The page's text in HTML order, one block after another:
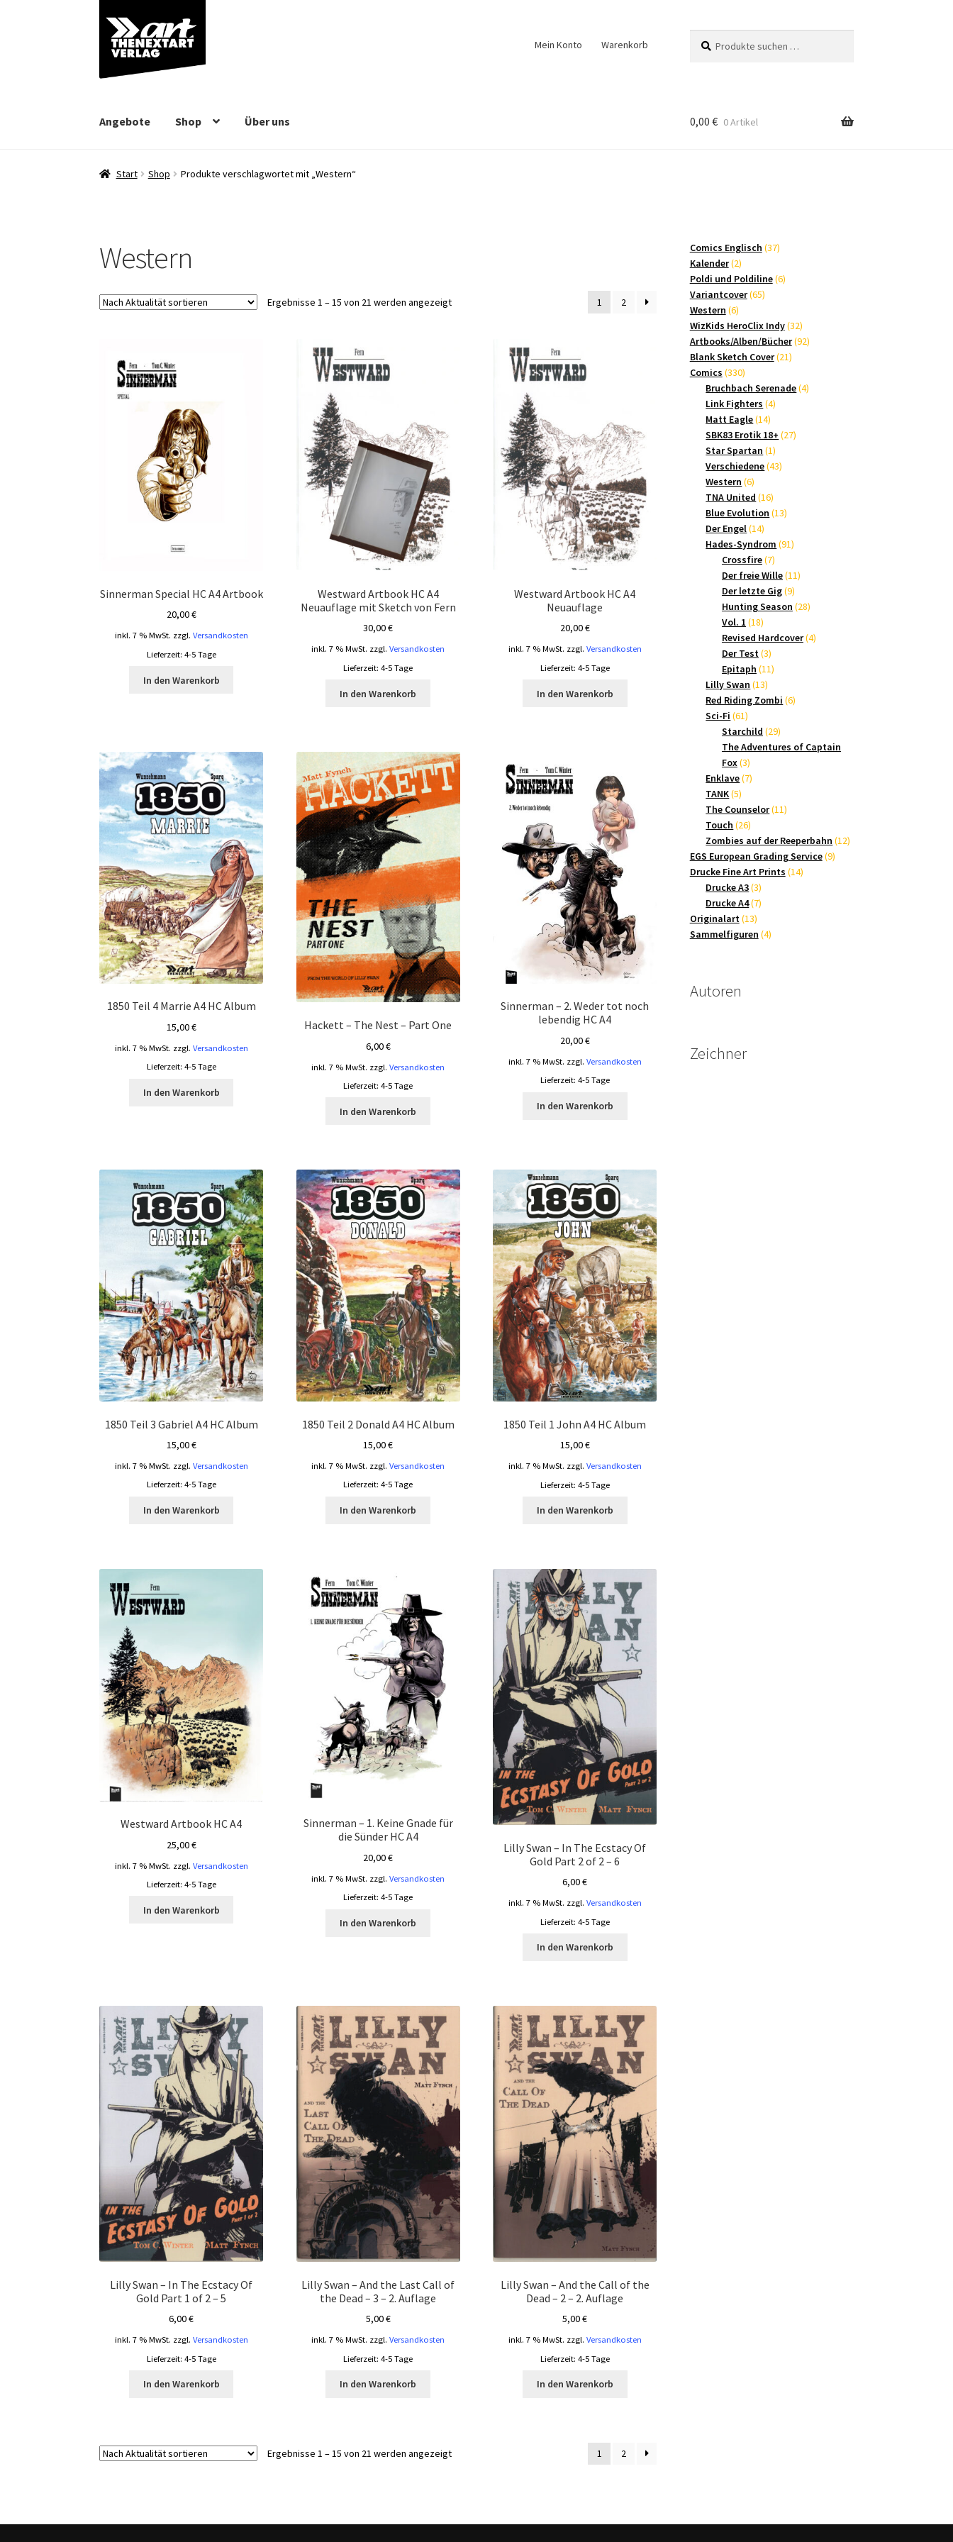
Zur
Navigation
springen
Zum
Inhalt
springen
Mein Konto Warenkorb
nach:
Angebote Shop Über uns 0,00 € 0 Artikel
Start Shop Produkte verschlagwortet mit „Western“
Western
Ergebnisse 1 – 15 von 21 werden angezeigtNach
1 2
Sinnerman Special HC A4 Artbook
20,00€
inkl. 7 % MwSt. zzgl. Versandkosten
Lieferzeit: 4-5 Tage
In den Warenkorb
Westward Artbook HC A4
Neuauflage mit Sketch von Fern
30,00€
inkl. 7 % MwSt. zzgl.Versandkosten
Lieferzeit:4-5 Tage
In den Warenkorb
Westward Artbook HC A4
Neuauflage
20,00€
inkl. 7 % MwSt. zzgl. Versandkosten
Lieferzeit: 4-5 Tage
In den Warenkorb
1850 Teil 4 Marrie A4 HC Album
15,00€
inkl. 7 % MwSt. zzgl. Versandkosten
Lieferzeit: 4-5 Tage
In den Warenkorb
Hackett – The Nest – Part One
6,00€
inkl. 7 % MwSt. zzgl.Versandkosten
Lieferzeit:4-5 Tage
In den Warenkorb
Sinnerman – 2. Weder tot noch
lebendig HC A4
20,00€
inkl. 7 % MwSt. zzgl. Versandkosten
Lieferzeit: 4-5 Tage
In den Warenkorb
1850 Teil 3 Gabriel A4 HC Album
15,00€
inkl. 7 % MwSt. zzgl. Versandkosten
Lieferzeit: 4-5 Tage
In den Warenkorb
1850 Teil 2 Donald A4 HC Album
15,00€
inkl. 7 % MwSt. zzgl.Versandkosten
Lieferzeit:4-5 Tage
In den Warenkorb
1850 Teil 1 John A4 HC Album
15,00€
inkl. 7 % MwSt. zzgl. Versandkosten
Lieferzeit: 4-5 Tage
In den Warenkorb
Westward Artbook HC A4
25,00€
inkl. 7 % MwSt. zzgl. Versandkosten
Lieferzeit: 4-5 Tage
In den Warenkorb
Sinnerman – 1. Keine Gnade für
die Sünder HC A4
20,00€
inkl. 7 % MwSt. zzgl.Versandkosten
Lieferzeit:4-5 Tage
In den Warenkorb
Lilly Swan – In The Ecstacy Of
Gold Part 2 of 2 – 6
6,00€
inkl. 7 % MwSt. zzgl. Versandkosten
Lieferzeit: 4-5 Tage
In den Warenkorb
Lilly Swan – In The Ecstacy Of
Gold Part 1 of 2 – 5
6,00€
inkl. 7 % MwSt. zzgl. Versandkosten
Lieferzeit: 4-5 Tage
In den Warenkorb
Lilly Swan – And the Last Call of
the Dead – 3 – 2. Auflage
5,00€
inkl. 7 % MwSt. zzgl.Versandkosten
Lieferzeit:4-5 Tage
In den Warenkorb
Lilly Swan – And the Call of the
Dead – 2 – 2. Auflage
5,00€
inkl. 7 % MwSt. zzgl. Versandkosten
Lieferzeit: 4-5 Tage
In den Warenkorb
Ergebnisse 1 – 15 von 21 werden angezeigtNach
1 2
Comics Englisch 3737
Kalender 22
Produkte
Poldi und Poldiline 66
Variantcover 6565
Western 66
Produkte
WizKids HeroClix Indy 3232
Produkte
Artbooks/Alben/Bücher 9292
Blank Sketch Cover 2121
Comics 330330
Produkte
Bruchbach Serenade 44
Link Fighters 44
Matt Eagle 1414
Produkte
SBK83 Erotik 18+ 2727
Star Spartan 11
Produkt
Verschiedene 4343
Western 66
Produkte
TNA United 1616
Produkte
Blue Evolution 1313
Der Engel 1414
Produkte
Hades-Syndrom 9191
Crossfire 77
Produkte
Der freie Wille 1111
Der letzte Gig 99
Produkte
Hunting Season 2828
Vol. 1 1818
Produkte
Revised Hardcover 44
Der Test 33
Produkte
Epitaph 1111
Lilly Swan 1313
Produkte
Red Riding Zombi 66
Sci-Fi 6161
Produkte
Starchild 2929
Produkte
The Adventures of Captain
Fox 33
Produkte
Enklave 77
TANK 55
Produkte
The Counselor 1111
Touch 2626
Produkte
Zombies auf der Reeperbahn 1212
EGS European Grading Service 99
Drucke Fine Art Prints 1414
Drucke A3 33
Produkte
Drucke A4 77
Originalart 1313
Produkte
Sammelfiguren 44
Autoren
Zeichner